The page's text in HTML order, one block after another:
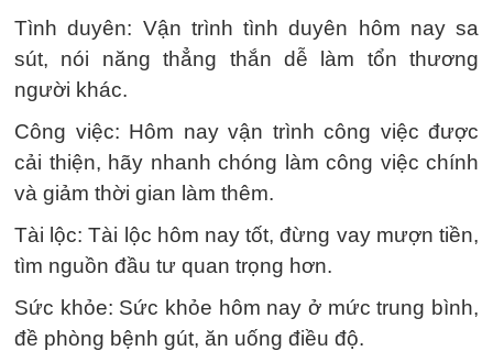
Tình duyên: Vận trình tình duyên hôm nay sa
sút, nói năng thẳng thắn dễ làm tổn thương
người khác.
Công việc: Hôm nay vận trình công việc được
cải thiện, hãy nhanh chóng làm công việc chính
và giảm thời gian làm thêm.
Tài lộc: Tài lộc hôm nay tốt, đừng vay mượn tiền,
tìm nguồn đầu tư quan trọng hơn.
Sức khỏe: Sức khỏe hôm nay ở mức trung bình,
đề phòng bệnh gút, ăn uống điều độ.